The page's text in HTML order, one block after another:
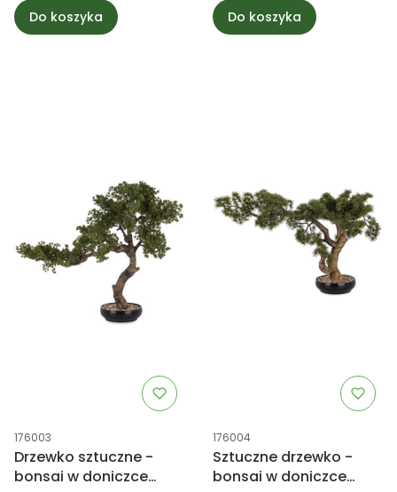
Do koszyka Do koszyka
Kod produktu
176003
Drzewko sztuczne -
bonsai w doniczce
Kod produktu
176004
Sztuczne drzewko -
bonsai w doniczce